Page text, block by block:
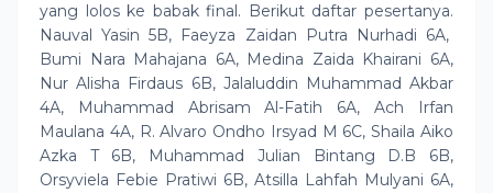
yang lolos ke babak final. Berikut daftar pesertanya.
Nauval Yasin 5B, Faeyza Zaidan Putra Nurhadi 6A,
Bumi Nara Mahajana 6A, Medina Zaida Khairani 6A,
Nur Alisha Firdaus 6B, Jalaluddin Muhammad Akbar
4A, Muhammad Abrisam Al-Fatih 6A, Ach Irfan
Maulana 4A, R. Alvaro Ondho Irsyad M 6C, Shaila Aiko
Azka T 6B, Muhammad Julian Bintang D.B 6B,
Orsyviela Febie Pratiwi 6B, Atsilla Lahfah Mulyani 6A,